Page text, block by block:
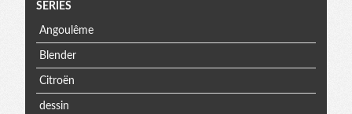
SÉRIES
Angoulême
Blender
Citroën
dessin